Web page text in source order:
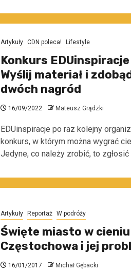
Artykuły CDN poleca! Lifestyle
Konkurs
Wyślij materiał i
dwóch nagród
16/09/2022 Mateusz Grądzki
EDUinspiracje po raz kolejny
konkurs, w którym można wygrać
Jedyne, co należy zrobić, to zgłosić
Artykuły Reportaż W podróży
Święte miasto w cieniu
Częstochowa i jej
16/01/2017 Michał Gębacki